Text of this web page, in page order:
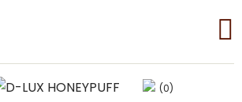
(0)